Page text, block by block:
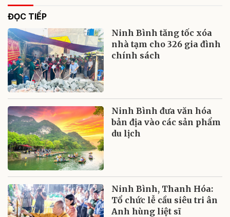
ĐỌC TIẾP
Ninh Bình tăng tốc xóa
nhà tạm cho 326 gia đình
chính sách
Ninh Bình đưa văn hóa
bản địa vào các sản phẩm
du lịch
Ninh Bình, Thanh Hóa:
Tổ chức lễ cầu siêu tri ân
Anh hùng liệt sĩ